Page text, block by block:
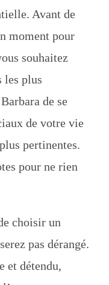
Avant de
moment pour
souhaitez
les plus
de se
de votre vie
pertinentes.
pour ne rien
choisir un
pas dérangé.
et détendu,